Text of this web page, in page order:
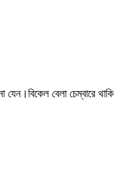
যেন।বিকেল বেলা চেম্বারে থাকি